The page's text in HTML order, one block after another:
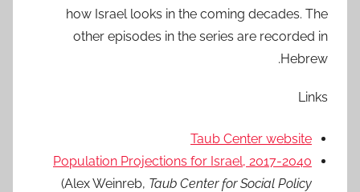
how Israel looks in the coming decades. The
other episodes in the series are recorded in
Hebrew.
Links
Taub Center website
Population Projections for Israel, 2017-2040
(Alex Weinreb, Taub Center for Social Policy